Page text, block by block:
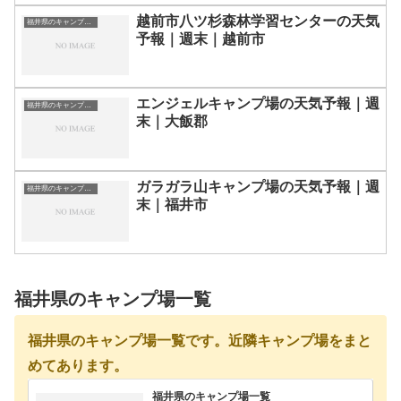
福井県のキャンプ場一覧
越前市八ツ杉森林学習センターの天気
予報｜週末｜越前市
福井県のキャンプ場一覧
エンジェルキャンプ場の天気予報｜週
末｜大飯郡
福井県のキャンプ場一覧
ガラガラ山キャンプ場の天気予報｜週
末｜福井市
福井県のキャンプ場一覧
福井県のキャンプ場一覧です。近隣キャンプ場をまと
めてあります。
福井県のキャンプ場一覧